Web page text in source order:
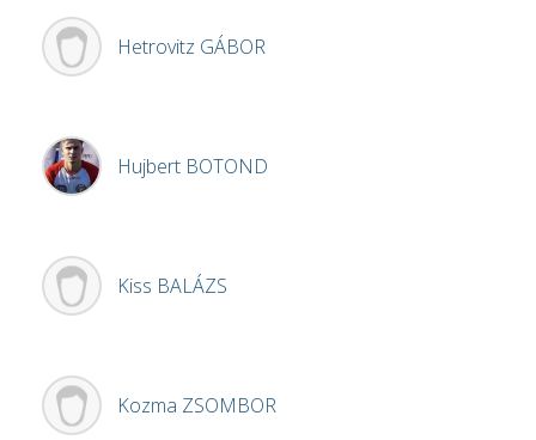
Hetrovitz GÁBOR
Hujbert BOTOND
Kiss BALÁZS
Kozma ZSOMBOR